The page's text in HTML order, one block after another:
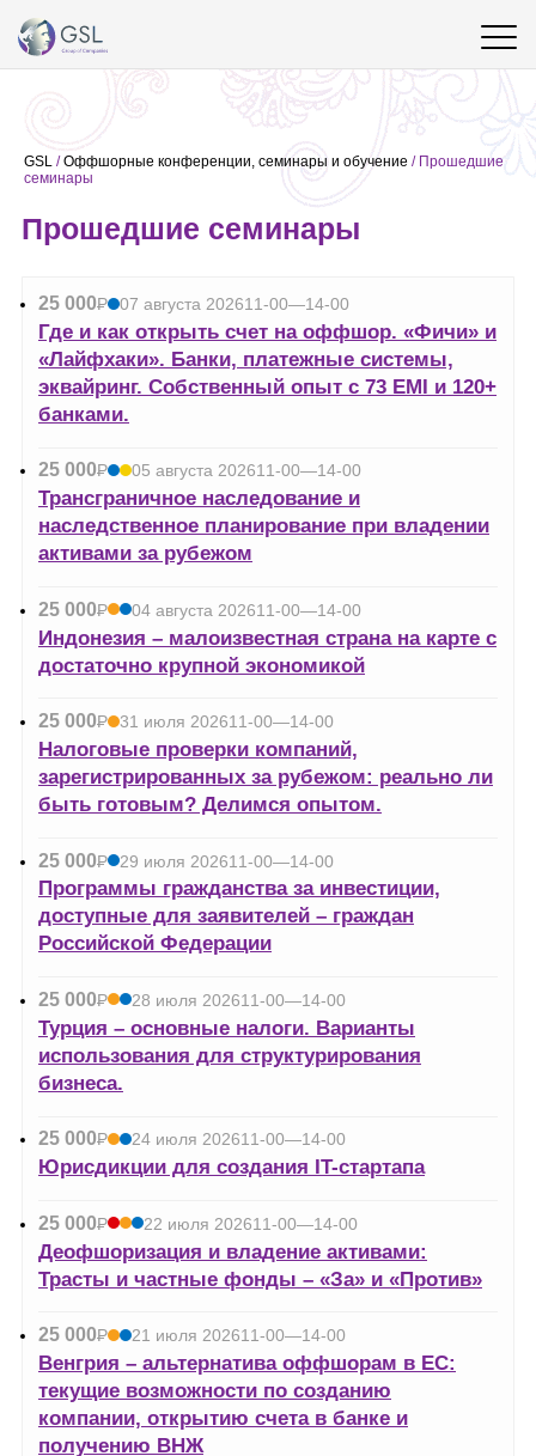
GSL /Оффшорные конференции, семинары и обучение / Прошедшие
семинары
Прошедшие семинары
25 000Р
УБ.
07 августа 202611-00—14-00
Где и как открыть счет на оффшор. «Фичи» и
«Лайфхаки». Банки, платежные системы,
эквайринг. Собственный опыт с 73 EMI и 120+
банками.
25 000Р
УБ.
05 августа 202611-00—14-00
Трансграничное наследование и
наследственное планирование при владении
активами за рубежом
25 000Р
УБ.
04 августа 202611-00—14-00
Индонезия – малоизвестная страна на карте с
достаточно крупной экономикой
25 000Р
УБ.
31 июля 202611-00—14-00
Налоговые проверки компаний,
зарегистрированных за рубежом: реально ли
быть готовым? Делимся опытом.
25 000Р
УБ.
29 июля 202611-00—14-00
Программы гражданства за инвестиции,
доступные для заявителей – граждан
Российской Федерации
25 000Р
УБ.
28 июля 202611-00—14-00
Турция – основные налоги. Варианты
использования для структурирования
бизнеса.
25 000Р
УБ.
24 июля 202611-00—14-00
Юрисдикции для создания IT-стартапа
25 000Р
УБ.
22 июля 202611-00—14-00
Деофшоризация и владение активами:
Трасты и частные фонды – «За» и «Против»
25 000Р
УБ.
21 июля 202611-00—14-00
Венгрия – альтернатива оффшорам в ЕС:
текущие возможности по созданию
компании, открытию счета в банке и
получению ВНЖ